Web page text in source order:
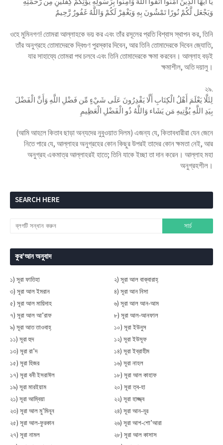
وَيَجْعَل لَّكُمْ نُورًا تَمْشُونَ بِهِ وَيَغْفِرْ لَكُمْ وَاللَّهُ غَفُورٌ رَّحِيمٌ
ওহে মুমিনগণ! তোমরা আল্লাহকে ভয় কর এবং তাঁর রসূলের প্রতি বিশ্বাস স্থাপন কর, তিনি
তাঁর অনুগ্রহে তোমাদেরকে দ্বিগুণ পুরস্কার দিবেন, আর তিনি তোমাদেরকে দিবেন জ্যোতি,
যার সাহায্যে তোমরা পথ চলবে এবং তিনি তোমাদেরকে ক্ষমা করবেন। আল্লাহ বড়ই
ক্ষমাশীল, অতি দয়ালু।
২৯.
لِئَلَّا يَعْلَمَ أَهْلُ الْكِتَابِ أَلَّا يَقْدِرُونَ عَلَى شَيْءٍ مِّن فَضْلِ اللَّهِ وَأَنَّ الْفَضْلَ
بِيَدِ اللَّهِ يُؤْتِيهِ مَن يَشَاء وَاللَّهُ ذُو الْفَضْلِ الْعَظِيمِ
(আমি আহলে কিতাব ছাড়া অন্যদের নুবুওয়াত দিলম) এজন্য যে, কিতাবধারীরা যেন জেনে
নিতে পারে যে, আল্লাহর অনুগ্রহের কোন কিছুর উপরই তাদের কোন ক্ষমতা নেই, আর
অনুগ্রহ একমাত্র আল্লাহরই হাতে; তিনি যাকে ইচ্ছা তা দান করেন। আল্লাহ মহা
অনুগ্রহশীল।
SEARCH HERE
কুর'আন অনুবাদ
১) সূরা ফাতিহা
২) সূরা আল বাক্বারাহ্
৩) সূরা আল ইমরান
৪) সূরা আন নিসা
৫) সূরা আল মায়িদাহ
৬) সূরা আল আন-আম
৭) সূরা আল আ’রাফ
৮) সূরা আল-আনফাল
৯) সূরা আত তাওবাহ্
১০) সূরা ইউনুস
১১) সূরা হুদ
১২) সূরা ইউসূফ
১৩) সূরা রা’দ
১৪) সূরা ইব্রাহীম
১৫) সূরা হিজর
১৬) সূরা নাহল
১৭) সূরা বনী ইসরাঈল
১৮) সূরা আল কাহাফ
১৯) সূরা মারইয়াম
২০) সূরা ত্ব-হা
২১) সূরা আম্বিয়া
২২) সূরা হাজ্জ্ব
২৩) সূরা আল মু’মিনূন
২৪) সূরা আন-নূর
২৫) সূরা আল-ফুরকান
২৬) সূরা আশ-শো’আরা
২৭) সূরা নামল
২৮) সূরা আল কাসাস